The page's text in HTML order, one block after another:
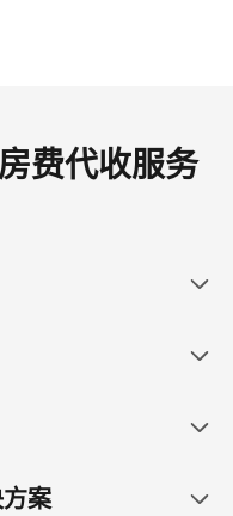
费代收服务
案